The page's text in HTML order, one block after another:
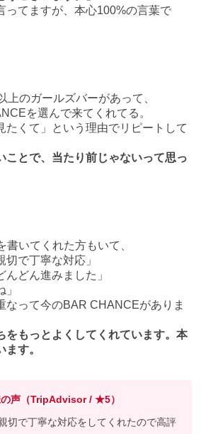
ってますが、本心100%の言葉で
上のガールズバーがあって、
を選んで来てくれてる。
たくて」という理由でリピートして
ことで、当たり前じゃないって思っ
書いてくれた方もいて、
切で丁寧な対応」
んどん進みました」
なって今のBAR CHANCEがありま
をもっとよくしてくれています。本
す。
声（TripAdvisor / ★5）
切で丁寧な対応をしてくれたので高評